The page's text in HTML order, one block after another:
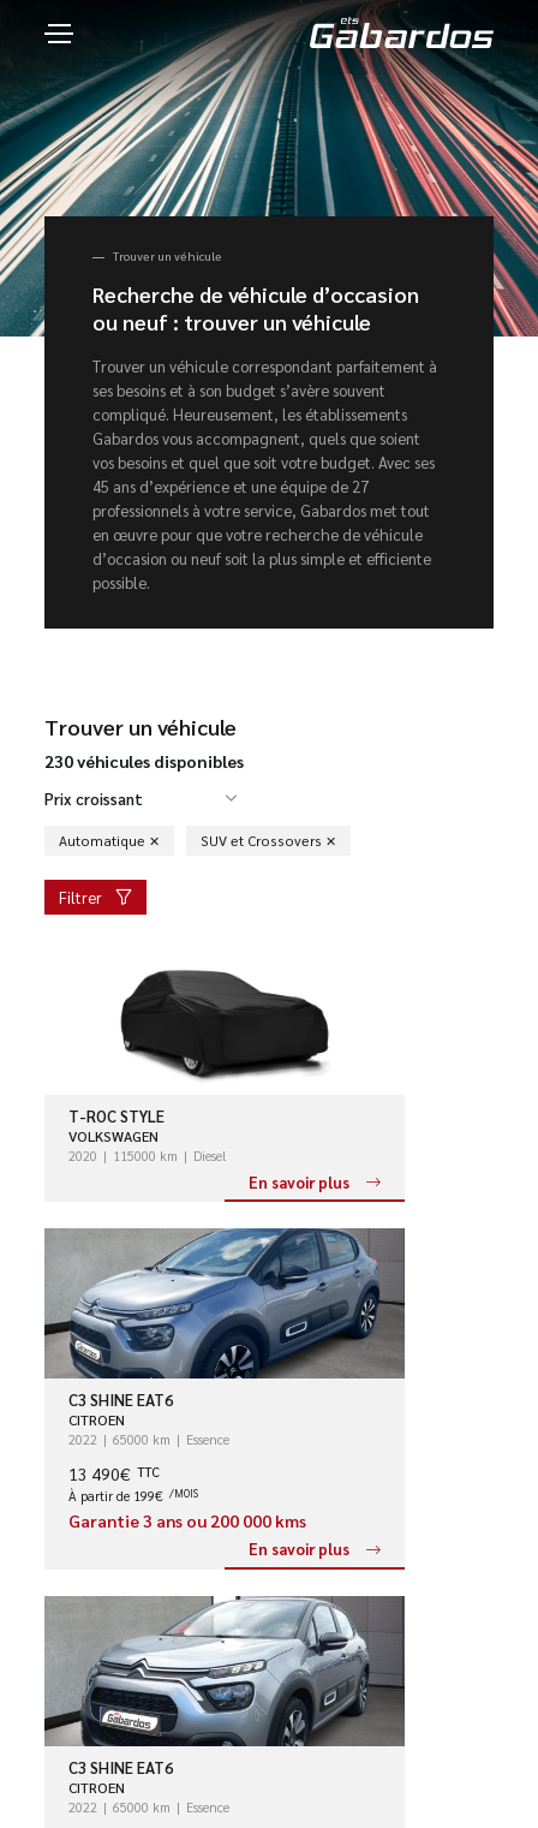
Trouver un véhicule
Recherche de véhicule d’occasion
ou neuf : trouver un véhicule
Trouver un véhicule correspondant parfaitement à
ses besoins et à son budget s’avère souvent
compliqué. Heureusement, les établissements
Gabardos vous accompagnent, quels que soient
vos besoins et quel que soit votre budget. Avec ses
45 ans d’expérience et une équipe de 27
professionnels à votre service, Gabardos met tout
en œuvre pour que votre recherche de véhicule
d’occasion ou neuf soit la plus simple et efficiente
possible.
Trouver un véhicule
230 véhicules disponibles
Prix croissant
Automatique SUV et Crossovers
Filtrer
T-ROC STYLE
VOLKSWAGEN
2020 115000 km Diesel
En savoir plus
C3 SHINE EAT6
CITROEN
2022 65000 km Essence
13 490€ TTC
À partir de 199€ /MOIS
Garantie 3 ans ou 200 000 kms
En savoir plus
C3 SHINE EAT6
CITROEN
2022 65000 km Essence